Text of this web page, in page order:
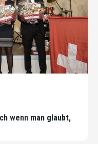
wenn man glaubt,